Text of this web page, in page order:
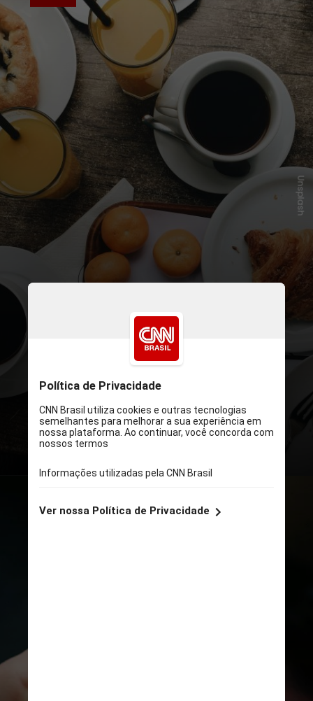
Especialistas destacam que o corpo
segue ciclos circadianos, que
afetam hormônios ligados ao
Unsplash